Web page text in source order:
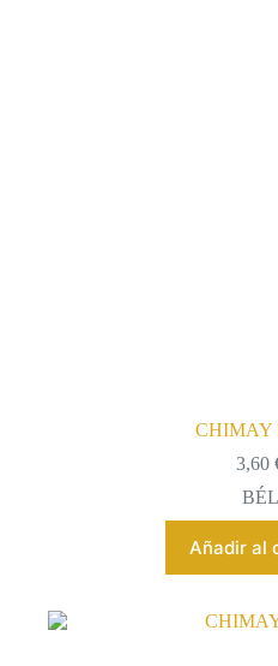
CHIMAY
3,60
Añadir al